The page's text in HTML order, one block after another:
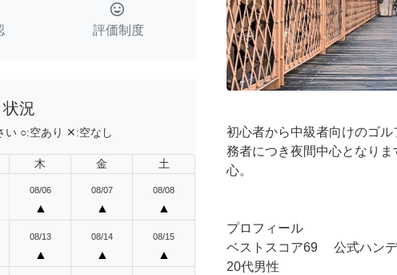
tag_faces
評価制度
況
い ○:空あり ✕:空なし
木 金 土
08/06
▲
08/07
▲
08/08
▲
08/13
▲
08/14
▲
08/15
▲
初心者から中級者向けのゴ
務者につき夜間中心となり
心。
プロフィール
ベストスコア69 公式ハン
20代男性